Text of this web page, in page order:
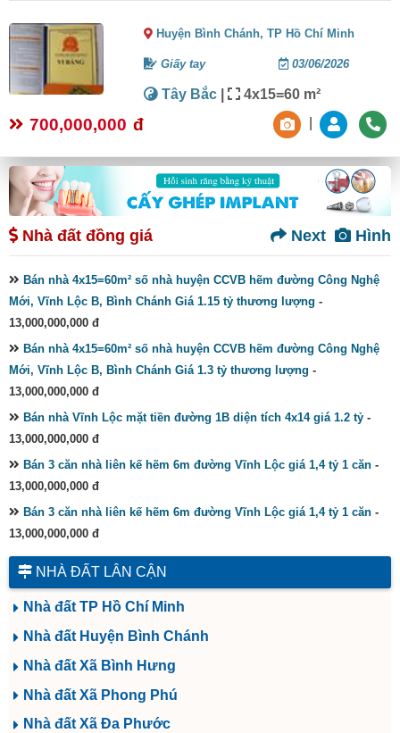
Huyện Bình Chánh,TP Hồ Chí Minh
Giấy tay 03/06/2026
Tây Bắc | 4x15=60 m²
700,000,000 đ
Nhà đất đồng giá Hình
Next
Bán nhà 4x15=60m² số nhà huyện CCVB hẽm đường Công Nghệ
Mới, Vĩnh Lộc B, Bình Chánh Giá 1.15 tỷ thương lượng -
13,000,000,000 đ
Bán nhà 4x15=60m² số nhà huyện CCVB hẽm đường Công Nghệ
Mới, Vĩnh Lộc B, Bình Chánh Giá 1.3 tỷ thương lượng -
13,000,000,000 đ
Bán nhà Vĩnh Lộc mặt tiền đường 1B diện tích 4x14 giá 1.2 tỷ -
13,000,000,000 đ
Bán 3 căn nhà liên kế hẽm 6m đường Vĩnh Lộc giá 1,4 tỷ 1 căn -
13,000,000,000 đ
Bán 3 căn nhà liên kế hẽm 6m đường Vĩnh Lộc giá 1,4 tỷ 1 căn -
13,000,000,000 đ
NHÀ ĐẤT LÂN CẬN
Nhà đất TP Hồ Chí Minh
Nhà đất Huyện Bình Chánh
Nhà đất Xã Bình Hưng
Nhà đất Xã Phong Phú
Nhà đất Xã Đa Phước